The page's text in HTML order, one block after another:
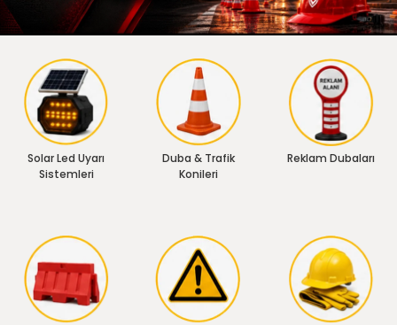
Solar Led Uyarı
Sistemleri
Duba & Trafik
Konileri
Reklam Dubaları